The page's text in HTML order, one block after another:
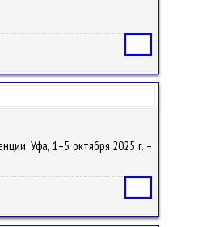
Уфа, 1–5 октября 2025 г. –